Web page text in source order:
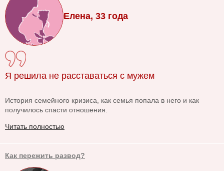
Елена, 33 года
Я решила не расставаться с мужем
История семейного кризиса, как семья попала в него и как
получилось спасти отношения.
Читать полностью
Как пережить развод?